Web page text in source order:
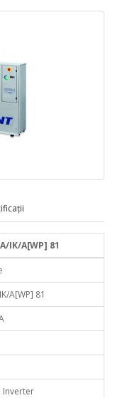
IK/A[WP] 81
A[WP] 81
Inverter